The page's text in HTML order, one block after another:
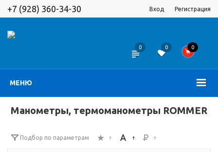
+7 (928) 360-34-30 Вход Регистрация
МЕНЮ
0 0 0
Манометры, термоманометры ROMMER
Подбор по параметрам